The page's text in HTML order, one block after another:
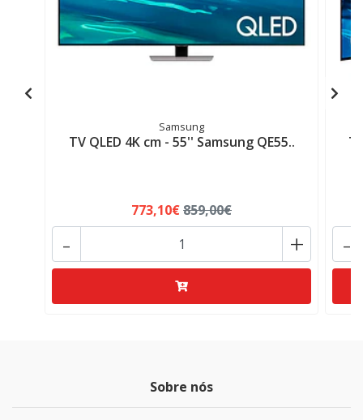
Samsung
TV QLED 4K cm - 55'' Samsung QE55..
773,10€859,00€
+
- -
Sobre nós